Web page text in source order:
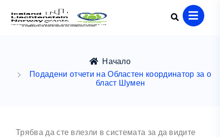
Начало
Подадени отчети на Областен координатор за о
бласт Шумен
Трябва да сте влезли в системата за да видите